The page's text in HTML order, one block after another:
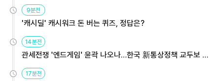
9분전
'캐시딜' 캐시워크 돈 버는 퀴즈, 정답은?
14분전
관세전쟁 '엔드게임' 윤곽 나오나…한국 新통상정책 교두보 활
17분전